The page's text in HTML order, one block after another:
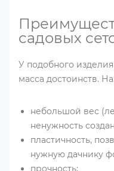
садовых
У подобного изделия
масса достоинств.
небольшой вес
ненужность
пластичность,
нужную дачнику
прочность;